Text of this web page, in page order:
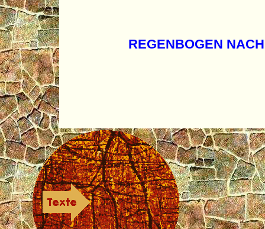
REGENBOGEN